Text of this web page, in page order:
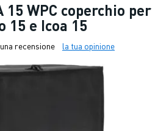
15 WPC coperchio per
15 e Icoa 15
recensione la tua opinione